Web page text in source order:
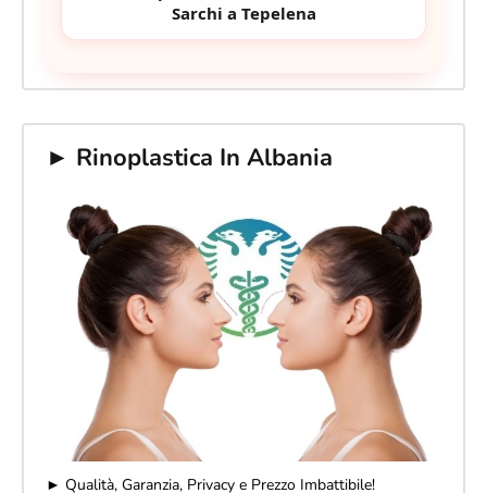
Sarchi a Tepelena
► Rinoplastica In Albania
► Qualità, Garanzia, Privacy e Prezzo Imbattibile!